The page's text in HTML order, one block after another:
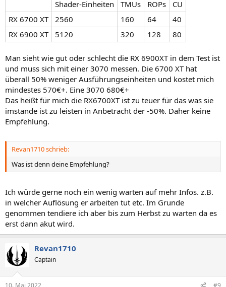
Shader-Einheiten
TMUs ROPs
CU
RX 6700 XT
2560 160 64
40
RX 6900 XT
5120 320 128 80
Man sieht wie gut oder schlecht die RX 6900XT in dem Test ist
und muss sich mit einer 3070 messen. Die 6700 XT hat
überall 50% weniger Ausführungseinheiten und kostet mich
mindestes 570€+. Eine 3070 680€+
Das heißt für mich die RX6700XT ist zu teuer für das was sie
imstande ist zu leisten in Anbetracht der -50%. Daher keine
Empfehlung.
Revan1710 schrieb:
Was ist denn deine Empfehlung?
Ich würde gerne noch ein wenig warten auf mehr Infos. z.B.
in welcher Auflösung er arbeiten tut etc. Im Grunde
genommen tendiere ich aber bis zum Herbst zu warten da es
erst dann akut wird.
Revan1710
Captain
10. Mai 2022 #9